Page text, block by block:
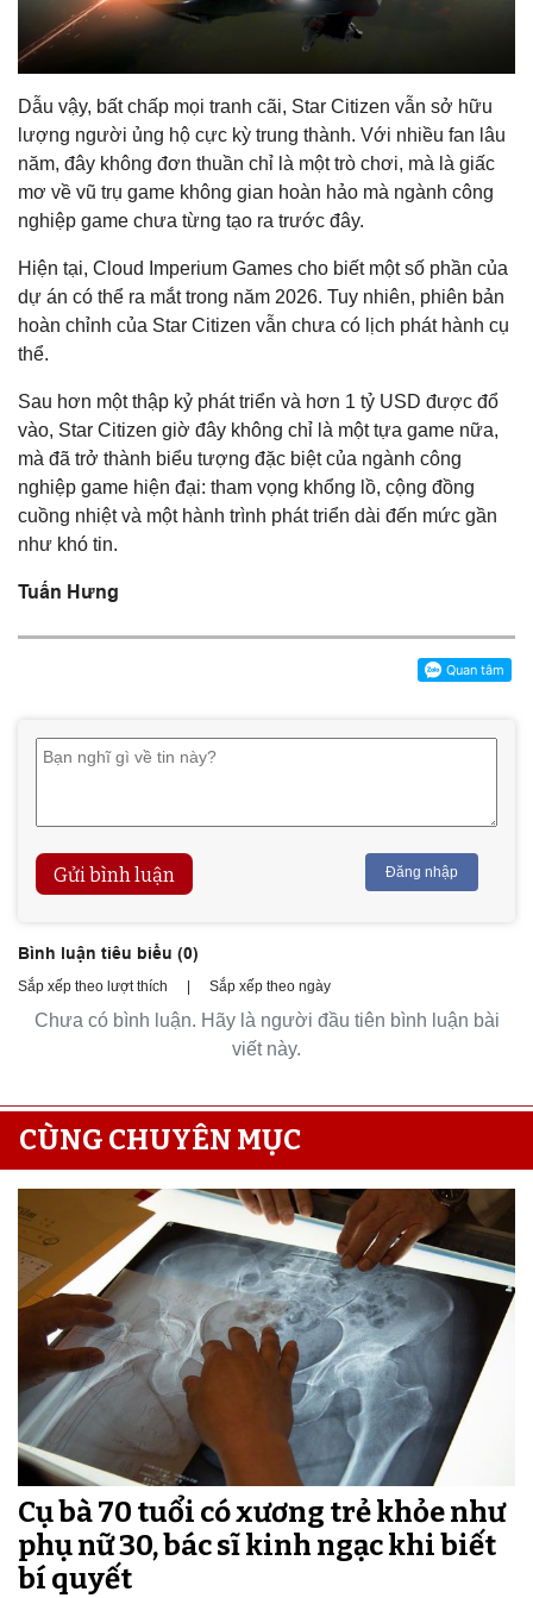
Dẫu vậy, bất chấp mọi tranh cãi, Star Citizen vẫn sở hữu
lượng người ủng hộ cực kỳ trung thành. Với nhiều fan lâu
năm, đây không đơn thuần chỉ là một trò chơi, mà là giấc
mơ về vũ trụ game không gian hoàn hảo mà ngành công
nghiệp game chưa từng tạo ra trước đây.
Hiện tại, Cloud Imperium Games cho biết một số phần của
dự án có thể ra mắt trong năm 2026. Tuy nhiên, phiên bản
hoàn chỉnh của Star Citizen vẫn chưa có lịch phát hành cụ
thể.
Sau hơn một thập kỷ phát triển và hơn 1 tỷ USD được đổ
vào, Star Citizen giờ đây không chỉ là một tựa game nữa,
mà đã trở thành biểu tượng đặc biệt của ngành công
nghiệp game hiện đại: tham vọng khổng lồ, cộng đồng
cuồng nhiệt và một hành trình phát triển dài đến mức gần
như khó tin.
Tuấn Hưng
Gửi bình luận Đăng nhập
Bình luận tiêu biểu (0)
Sắp xếp theo lượt thích | Sắp xếp theo ngày
Chưa có bình luận. Hãy là người đầu tiên bình luận bài
viết này.
CÙNG CHUYÊN MỤC
Cụ bà 70 tuổi có xương trẻ khỏe như
phụ nữ 30, bác sĩ kinh ngạc khi biết
bí quyết